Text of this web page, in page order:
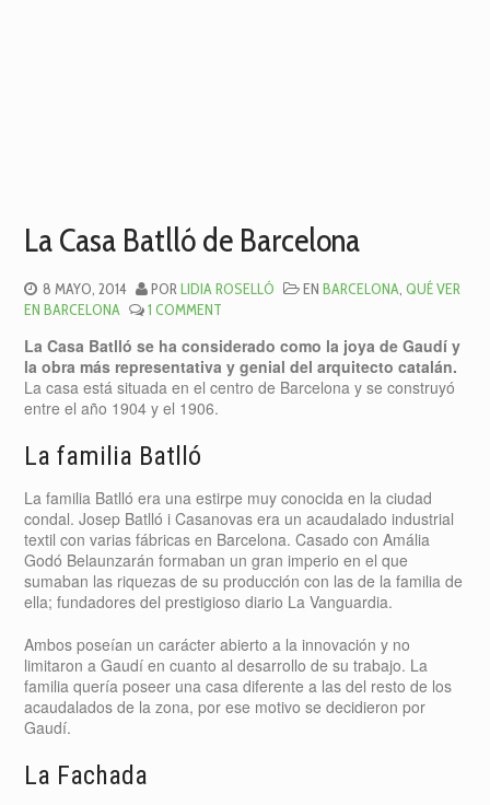
La Casa Batlló de Barcelona
8 MAYO, 2014 PORLIDIA ROSELLÓ ENBARCELONA,QUÉ VER
EN BARCELONA
1 COMMENT
La Casa Batlló se ha considerado como la joya de Gaudí y
la obra más representativa y genial del arquitecto catalán.
La casa está situada en el centro de Barcelona y se construyó
entre el año 1904 y el 1906.
La familia Batlló
La familia Batlló era una estirpe muy conocida en la ciudad
condal. Josep Batlló i Casanovas era un acaudalado industrial
textil con varias fábricas en Barcelona. Casado con Amália
Godó Belaunzarán formaban un gran imperio en el que
sumaban las riquezas de su producción con las de la familia de
ella; fundadores del prestigioso diario La Vanguardia.
Ambos poseían un carácter abierto a la innovación y no
limitaron a Gaudí en cuanto al desarrollo de su trabajo. La
familia quería poseer una casa diferente a las del resto de los
acaudalados de la zona, por ese motivo se decidieron por
Gaudí.
La Fachada